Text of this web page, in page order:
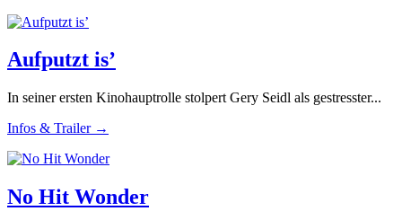
Aufputzt is’
In seiner ersten Kinohauptrolle stolpert Gery Seidl als gestresster...
Infos & Trailer →
No Hit Wonder